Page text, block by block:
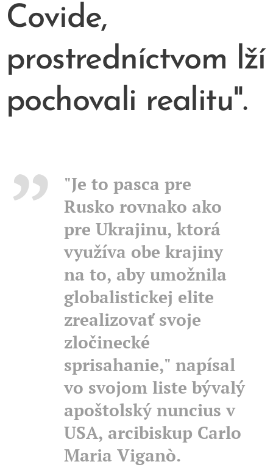
Covide,
prostredníctvom lží
pochovali realitu".
"Je to pasca pre
Rusko rovnako ako
pre Ukrajinu, ktorá
využíva obe krajiny
na to, aby umožnila
globalistickej elite
zrealizovať svoje
zločinecké
sprisahanie," napísal
vo svojom liste bývalý
apoštolský nuncius v
USA, arcibiskup Carlo
Maria Viganò.